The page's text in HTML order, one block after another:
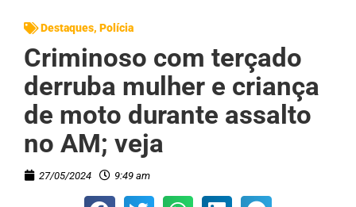
Destaques, Polícia
Criminoso com terçado
derruba mulher e criança
de moto durante assalto
no AM; veja
27/05/2024 9:49 am